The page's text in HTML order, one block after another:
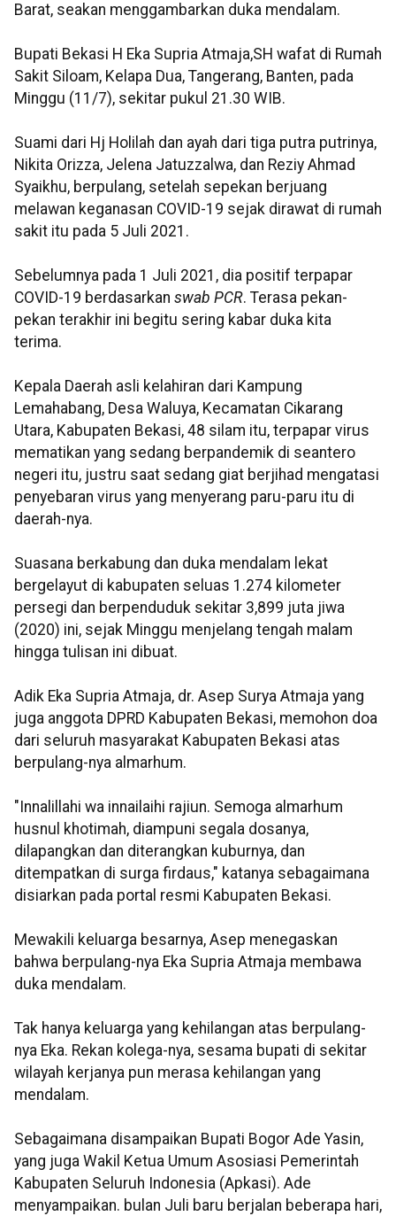
Barat, seakan menggambarkan duka mendalam.
Bupati Bekasi H Eka Supria Atmaja,SH wafat di Rumah
Sakit Siloam, Kelapa Dua, Tangerang, Banten, pada
Minggu (11/7), sekitar pukul 21.30 WIB.
Suami dari Hj Holilah dan ayah dari tiga putra putrinya,
Nikita Orizza, Jelena Jatuzzalwa, dan Reziy Ahmad
Syaikhu, berpulang, setelah sepekan berjuang
melawan keganasan COVID-19 sejak dirawat di rumah
sakit itu pada 5 Juli 2021.
Sebelumnya pada 1 Juli 2021, dia positif terpapar
COVID-19 berdasarkan swab PCR. Terasa pekan-
pekan terakhir ini begitu sering kabar duka kita
terima.
Kepala Daerah asli kelahiran dari Kampung
Lemahabang, Desa Waluya, Kecamatan Cikarang
Utara, Kabupaten Bekasi, 48 silam itu, terpapar virus
mematikan yang sedang berpandemik di seantero
negeri itu, justru saat sedang giat berjihad mengatasi
penyebaran virus yang menyerang paru-paru itu di
daerah-nya.
Suasana berkabung dan duka mendalam lekat
bergelayut di kabupaten seluas 1.274 kilometer
persegi dan berpenduduk sekitar 3,899 juta jiwa
(2020) ini, sejak Minggu menjelang tengah malam
hingga tulisan ini dibuat.
Adik Eka Supria Atmaja, dr. Asep Surya Atmaja yang
juga anggota DPRD Kabupaten Bekasi, memohon doa
dari seluruh masyarakat Kabupaten Bekasi atas
berpulang-nya almarhum.
"Innalillahi wa innailaihi rajiun. Semoga almarhum
husnul khotimah, diampuni segala dosanya,
dilapangkan dan diterangkan kuburnya, dan
ditempatkan di surga firdaus," katanya sebagaimana
disiarkan pada portal resmi Kabupaten Bekasi.
Mewakili keluarga besarnya, Asep menegaskan
bahwa berpulang-nya Eka Supria Atmaja membawa
duka mendalam.
Tak hanya keluarga yang kehilangan atas berpulang-
nya Eka. Rekan kolega-nya, sesama bupati di sekitar
wilayah kerjanya pun merasa kehilangan yang
mendalam.
Sebagaimana disampaikan Bupati Bogor Ade Yasin,
yang juga Wakil Ketua Umum Asosiasi Pemerintah
Kabupaten Seluruh Indonesia (Apkasi). Ade
menyampaikan. bulan Juli baru berjalan beberapa hari,